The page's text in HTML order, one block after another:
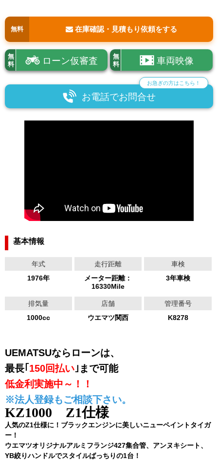
無料 在庫確認・見積もり依頼をする
無
料
ローン仮審査
無
料
車両映像
お電話でお問合せ
お急ぎの方はこちら！
基本情報
年式
1976年
走行距離
メーター距離：
16330Mile
車検
3年車検
排気量
1000cc
店舗
ウエマツ関西
管理番号
K8278
UEMATSUならローンは、
最長｢ 150回払い ｣まで可能
低金利実施中～！！
※法人登録もご相談下さい。
KZ1000 Z1仕様
人気のZ1仕様に！ブラックエンジンに美しいニューペイントタイガ
ー！
ウエマツオリジナルアルミフランジ427集合管、アンヌキシート、
YB絞りハンドルでスタイルばっちりの1台！